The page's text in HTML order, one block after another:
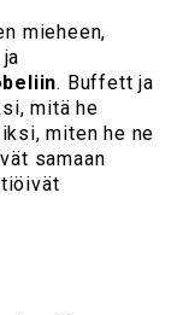
mieheen,
. Buffett ja
mitä he
miten he ne
samaan